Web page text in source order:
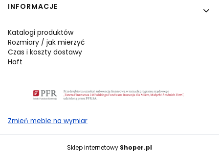
INFORMACJE
Katalogi produktów
Rozmiary / jak mierzyć
Czas i koszty dostawy
Haft
Zmień meble na wymiar
Sklep internetowy Shoper.pl